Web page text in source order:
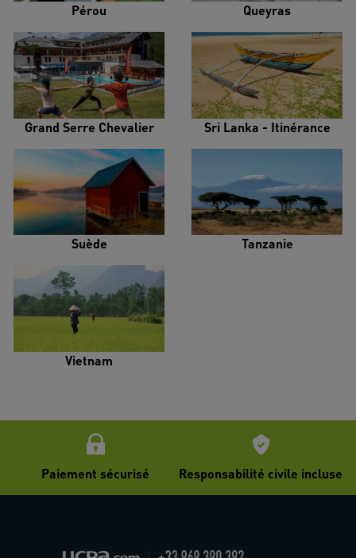
Pérou Queyras
Grand Serre Chevalier Sri Lanka - Itinérance
Suède Tanzanie
Vietnam
Paiement sécurisé Responsabilité civile incluse